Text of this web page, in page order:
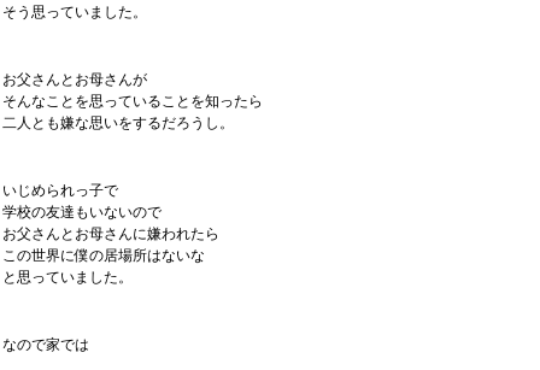
そう思っていました。
お父さんとお母さんが
そんなことを思っていることを知ったら
二人とも嫌な思いをするだろうし。
いじめられっ子で
学校の友達もいないので
お父さんとお母さんに嫌われたら
この世界に僕の居場所はないな
と思っていました。
なので家では